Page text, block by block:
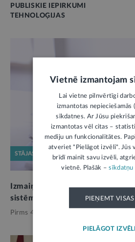
PUBLISKIE IEPIRKUMI
TEHNOLOĢIJAS
STĀJAS SPĒKĀ
Izmaiņas publisko
sistēmā
Pirms 4 dienām,
Vietnē izmantojam
Lai vietne pilnvērtīgi
izmantotas nepieciešamās
sīkdatnes. Ar Jūsu
izmantotas vēl citas –
mediju un funkcionalitātes.
atveriet "Pielāgot izvēli". Jūs
brīdī mainīt savu izvēli,
vietnē. Plašāk –sīkdatņu
PIEŅEMT VISAS
PIELĀGOT IZVĒLI